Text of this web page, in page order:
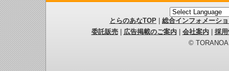
とらのあなTOP
総合インフォメーシ
委託販売| 広告掲載のご案内| 会社案内| 採
©